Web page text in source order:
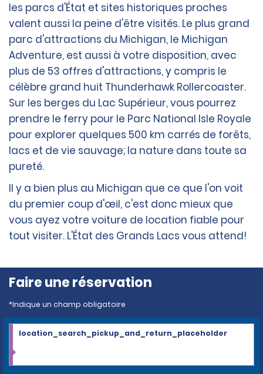
les parcs d'État et sites historiques proches
valent aussi la peine d'être visités. Le plus grand
parc d'attractions du Michigan, le Michigan
Adventure, est aussi à votre disposition, avec
plus de 53 offres d'attractions, y compris le
célèbre grand huit Thunderhawk Rollercoaster.
Sur les berges du Lac Supérieur, vous pourrez
prendre le ferry pour le Parc National Isle Royale
pour explorer quelques 500 km carrés de forêts,
lacs et de vie sauvage; la nature dans toute sa
pureté.
Il y a bien plus au Michigan que ce que l'on voit
du premier coup d'œil, c'est donc mieux que
vous ayez votre voiture de location fiable pour
tout visiter. L'État des Grands Lacs vous attend!
Faire une réservation
*Indique un champ obligatoire
location_search_pickup_and_return_placeholder